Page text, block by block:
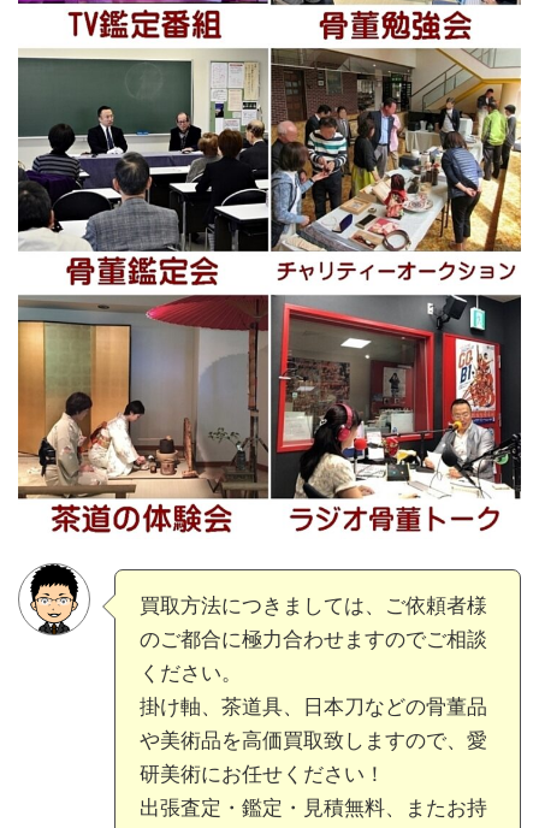
買取方法につきましては、ご依頼者様
のご都合に極力合わせますのでご相談
ください。
掛け軸、茶道具、日本刀などの骨董品
や美術品を高価買取致しますので、愛
研美術にお任せください！
出張査定・鑑定・見積無料、またお持